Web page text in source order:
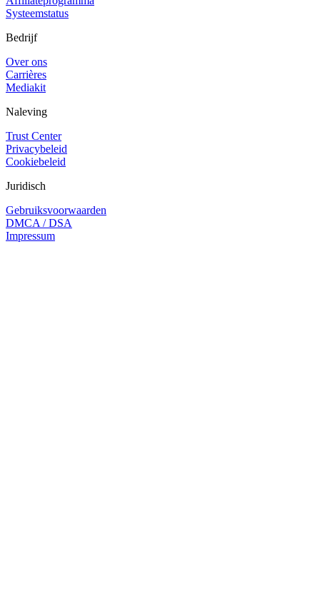
Systeemstatus
Bedrijf
Over ons
Carrières
Mediakit
Naleving
Trust Center
Privacybeleid
Cookiebeleid
Juridisch
Gebruiksvoorwaarden
DMCA / DSA
Impressum